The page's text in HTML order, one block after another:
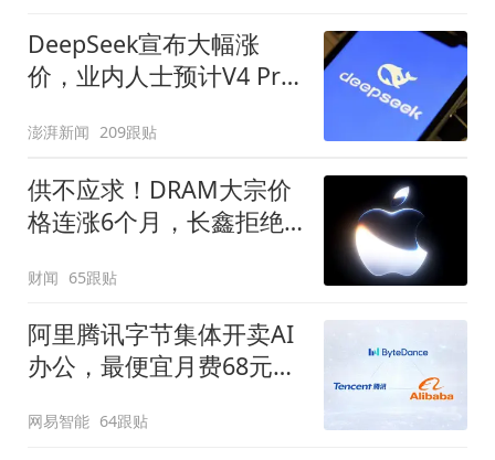
DeepSeek宣布大幅涨
价，业内人士预计V4 Pro
澎湃新闻 209跟贴
供不应求！DRAM大宗价
格连涨6个月，长鑫拒绝
财闻 65跟贴
阿里腾讯字节集体开卖AI
办公，最便宜月费68元，
网易智能 64跟贴